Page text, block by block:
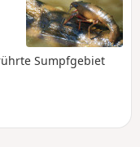
Sumpfgebiet